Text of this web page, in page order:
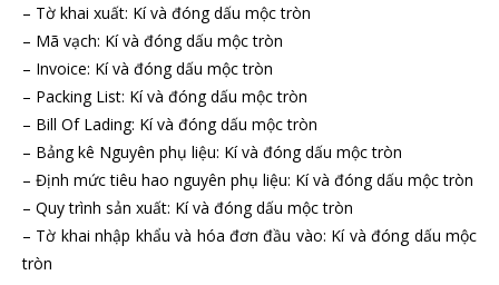
– Tờ khai xuất: Kí và đóng dấu mộc tròn
– Mã vạch: Kí và đóng dấu mộc tròn
– Invoice: Kí và đóng dấu mộc tròn
– Packing List: Kí và đóng dấu mộc tròn
– Bill Of Lading: Kí và đóng dấu mộc tròn
– Bảng kê Nguyên phụ liệu: Kí và đóng dấu mộc tròn
– Định mức tiêu hao nguyên phụ liệu: Kí và đóng dấu mộc tròn
– Quy trình sản xuất: Kí và đóng dấu mộc tròn
– Tờ khai nhập khẩu và hóa đơn đầu vào: Kí và đóng dấu mộc
tròn